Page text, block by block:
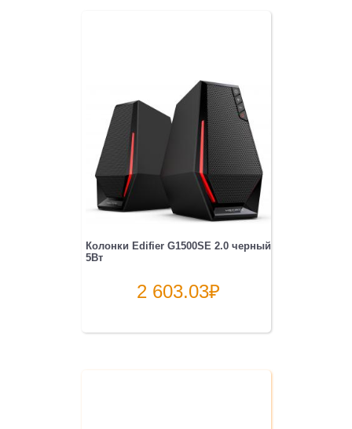
Колонки Edifier G1500SE 2.0 черный
5Вт
2 603.03₽